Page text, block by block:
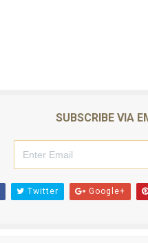
SUBSCRIBE VIA
Twitter Google+